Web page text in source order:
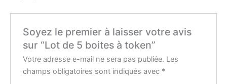
Soyez le premier à laisser votre avis
sur “Lot de 5 boites à token”
Votre adresse e-mail ne sera pas publiée. Les
champs obligatoires sont indiqués avec *